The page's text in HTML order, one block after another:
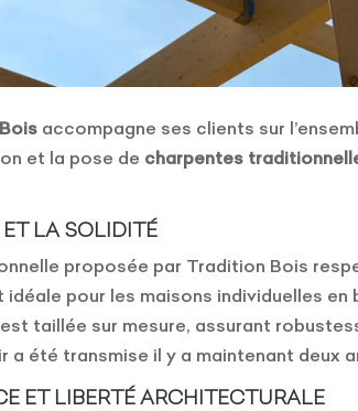
accompagne ses clients sur
et la pose de charpentes
LA SOLIDITÉ
proposée par Tradition Bois
pour les maisons individuelles
taillée sur mesure, assurant
a été transmise il y a maintenant deux
ET LIBERTÉ ARCHITECTURALE